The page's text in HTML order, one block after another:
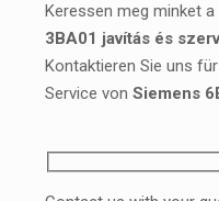
Keressen meg minket a
3BA01 javítás és
Kontaktieren Sie uns
Service von Siemens